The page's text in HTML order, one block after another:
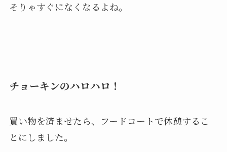
そりゃすぐになくなるよね。
チョーキンのハロハロ！
買い物を済ませたら、フードコートで休憩するこ
とにしました。